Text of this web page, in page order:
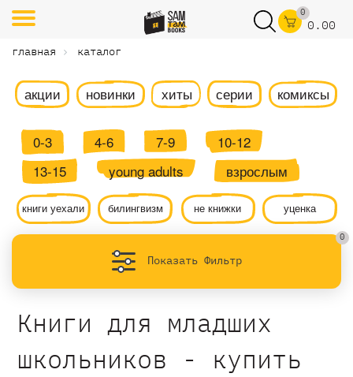
0
0.00
главная каталог
акции новинки хиты серии комиксы
0-3 4-6 7-9
10-12
13-15
young adults взрослым
книги уехали билингвизм не книжки уценка
Показать Фильтр
0
Книги для младших
школьников - купить